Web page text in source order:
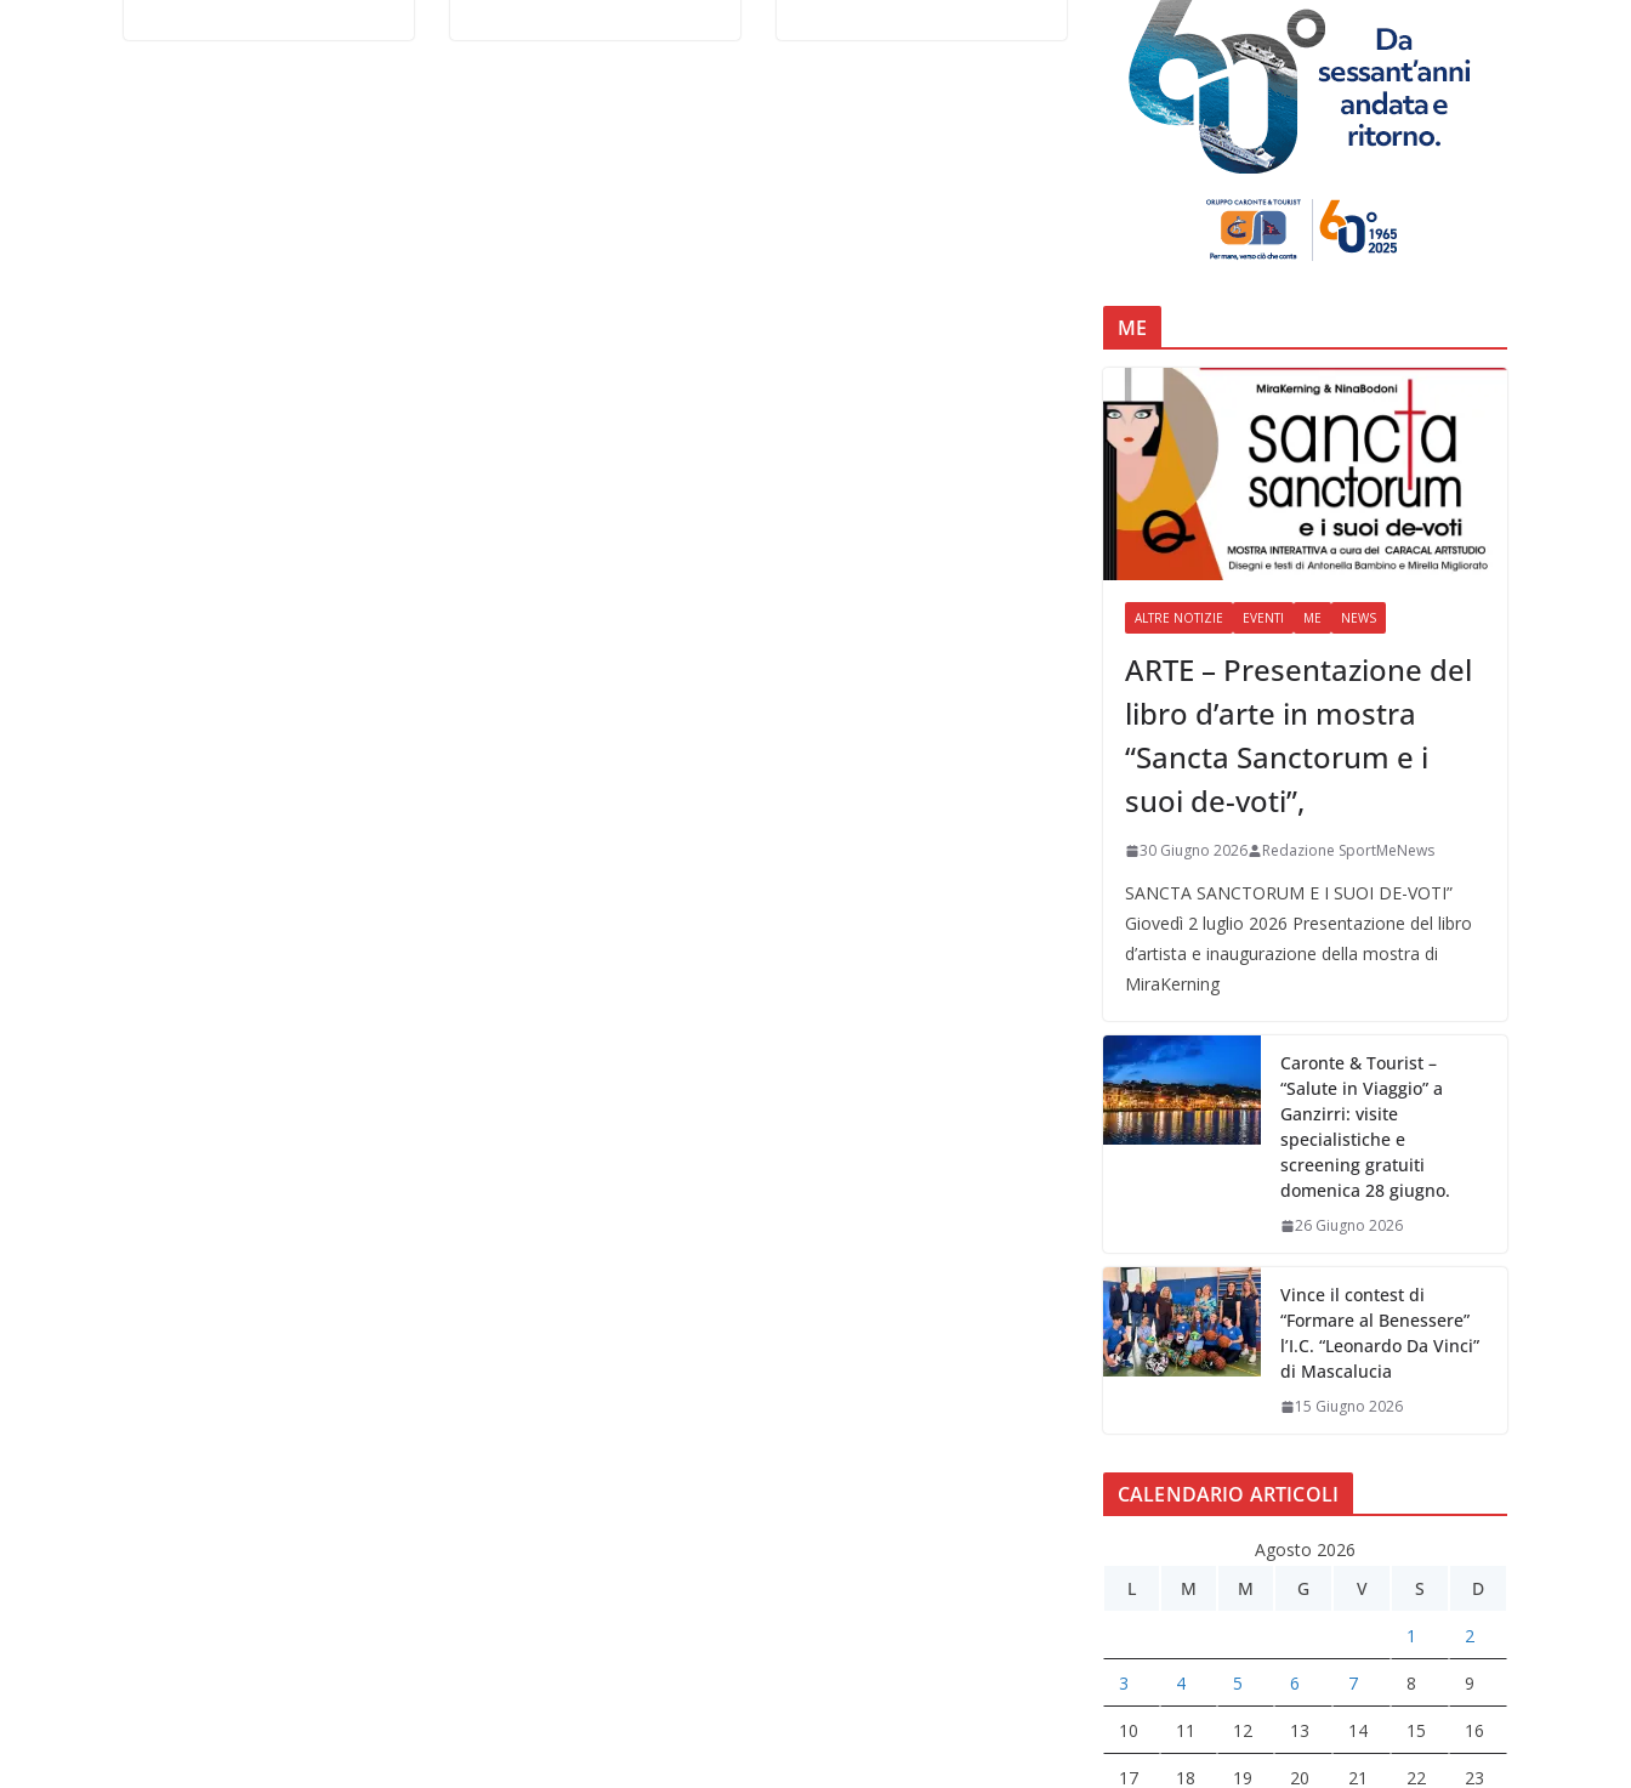
ME
ALTRE NOTIZIE EVENTI ME NEWS
ARTE – Presentazione del
libro d’arte in mostra
“Sancta Sanctorum e i
suoi de-voti”,
30 Giugno 2026 Redazione SportMeNews
SANCTA SANCTORUM E I SUOI DE-VOTI”
Giovedì 2 luglio 2026 Presentazione del libro
d’artista e inaugurazione della mostra di
MiraKerning
Caronte & Tourist –
“Salute in Viaggio” a
Ganzirri: visite
specialistiche e
screening gratuiti
domenica 28 giugno.
26 Giugno 2026
Vince il contest di
“Formare al Benessere”
l’I.C. “Leonardo Da Vinci”
di Mascalucia
15 Giugno 2026
CALENDARIO ARTICOLI
Agosto 2026
L
M M G V S D
1 2
3 4 5 6 7 8 9
10 11 12 13 14 15 16
17 18 19 20 21 22 23